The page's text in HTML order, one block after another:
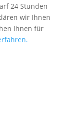
24 Stunden
wir Ihnen
Ihnen für